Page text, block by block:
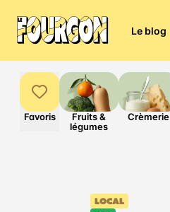
Le blog
Favoris
Fruits &
légumes
Crèmerie
LOCAL